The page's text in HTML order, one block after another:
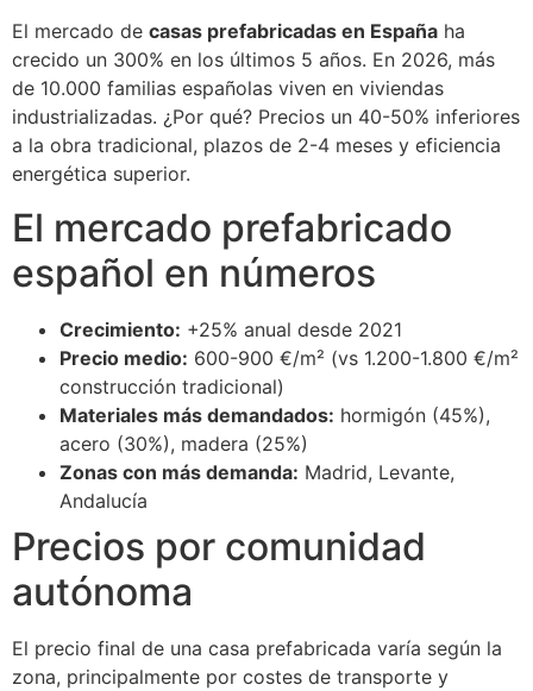
El mercado de casas prefabricadas en España ha
crecido un 300% en los últimos 5 años. En 2026, más
de 10.000 familias españolas viven en viviendas
industrializadas. ¿Por qué? Precios un 40-50% inferiores
a la obra tradicional, plazos de 2-4 meses y eficiencia
energética superior.
El mercado prefabricado
español en números
Crecimiento: +25% anual desde 2021
Precio medio: 600-900 €/m² (vs 1.200-1.800 €/m²
construcción tradicional)
Materiales más demandados: hormigón (45%),
acero (30%), madera (25%)
Zonas con más demanda: Madrid, Levante,
Andalucía
Precios por comunidad
autónoma
El precio final de una casa prefabricada varía según la
zona, principalmente por costes de transporte y